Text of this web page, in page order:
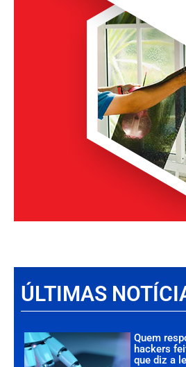
ÚLTIMAS
Quem
hackers
que diz a